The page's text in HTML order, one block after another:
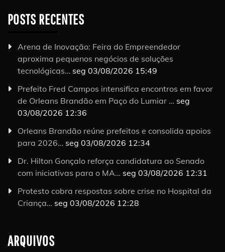
POSTS RECENTES
Arena de Inovação: Feira do Empreendedor
aproxima pequenos negócios de soluções
tecnológicas… seg 03/08/2026 15:49
Prefeito Fred Campos intensifica encontros em favor
de Orleans Brandão em Paço do Lumiar … seg
03/08/2026 12:36
Orleans Brandão reúne prefeitos e consolida apoios
para 2026… seg 03/08/2026 12:34
Dr. Hilton Gonçalo reforça candidatura ao Senado
com iniciativas para o MA… seg 03/08/2026 12:31
Protesto cobra respostas sobre crise no Hospital da
Criança… seg 03/08/2026 12:28
ARQUIVOS